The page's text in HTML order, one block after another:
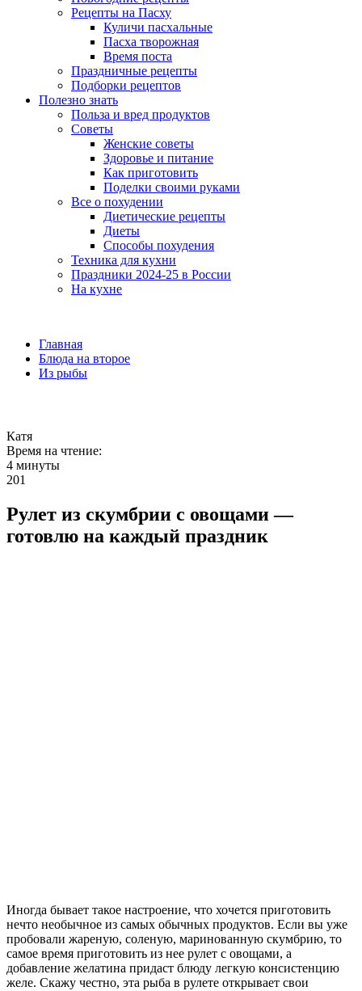
Рецепты на Пасху
Куличи пасхальные
Пасха творожная
Время поста
Праздничные рецепты
Подборки рецептов
Полезно знать
Польза и вред продуктов
Советы
Женские советы
Здоровье и питание
Как приготовить
Поделки своими руками
Все о похудении
Диетические рецепты
Диеты
Способы похудения
Техника для кухни
Праздники 2024-25 в России
На кухне
Главная
Блюда на второе
Из рыбы
Катя
Время на чтение:
4 минуты
201
Рулет из скумбрии с овощами —
готовлю на каждый праздник
Иногда бывает такое настроение, что хочется приготовить
нечто необычное из самых обычных продуктов. Если вы уже
пробовали жареную, соленую, маринованную скумбрию, то
самое время приготовить из нее рулет с овощами, а
добавление желатина придаст блюду легкую консистенцию
желе. Скажу честно, эта рыба в рулете открывает свои